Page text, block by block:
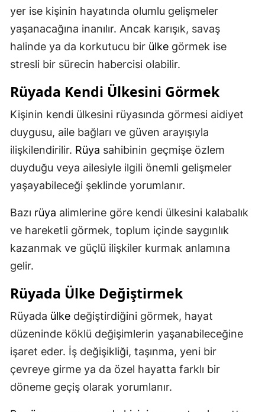
yer ise kişinin hayatında olumlu gelişmeler
yaşanacağına inanılır. Ancak karışık, savaş
halinde ya da korkutucu bir ülke görmek ise
stresli bir sürecin habercisi olabilir.
Rüyada Kendi Ülkesini Görmek
Kişinin kendi ülkesini rüyasında görmesi aidiyet
duygusu, aile bağları ve güven arayışıyla
ilişkilendirilir. Rüya sahibinin geçmişe özlem
duyduğu veya ailesiyle ilgili önemli gelişmeler
yaşayabileceği şeklinde yorumlanır.
Bazı rüya alimlerine göre kendi ülkesini kalabalık
ve hareketli görmek, toplum içinde saygınlık
kazanmak ve güçlü ilişkiler kurmak anlamına
gelir.
Rüyada Ülke Değiştirmek
Rüyada ülke değiştirdiğini görmek, hayat
düzeninde köklü değişimlerin yaşanabileceğine
işaret eder. İş değişikliği, taşınma, yeni bir
çevreye girme ya da özel hayatta farklı bir
döneme geçiş olarak yorumlanır.